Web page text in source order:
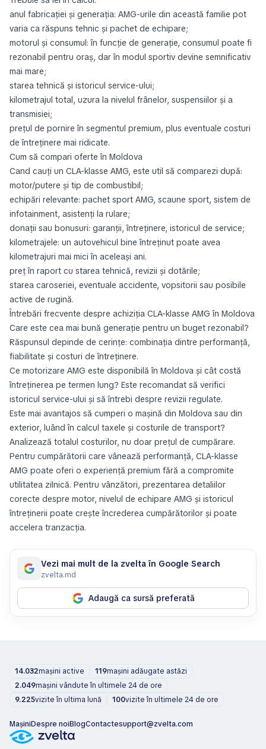
anul fabricației și generația: AMG-urile din această familie pot
varia ca răspuns tehnic și pachet de echipare;
motorul și consumul: în funcție de generație, consumul poate fi
rezonabil pentru oraș, dar în modul sportiv devine semnificativ
mai mare;
starea tehnică și istoricul service-ului;
kilometrajul total, uzura la nivelul frânelor, suspensiilor și a
transmisiei;
prețul de pornire în segmentul premium, plus eventuale costuri
de întreținere mai ridicate.
Cum să compari oferte în Moldova
Cand cauți un CLA-klasse AMG, este util să comparezi după:
motor/putere și tip de combustibil;
echipări relevante: pachet sport AMG, scaune sport, sistem de
infotainment, asistenți la rulare;
donații sau bonusuri: garanții, întreținere, istoricul de service;
kilometrajele: un autovehicul bine întreținut poate avea
kilometrajuri mai mici în aceleași ani.
preț în raport cu starea tehnică, revizii și dotările;
starea caroseriei, eventuale accidente, vopsitorii sau posibile
active de rugină.
Întrebări frecvente despre achiziția CLA-klasse AMG în Moldova
Care este cea mai bună generație pentru un buget rezonabil?
Răspunsul depinde de cerințe: combinația dintre performanță,
fiabilitate și costuri de întreținere.
Ce motorizare AMG este disponibilă în Moldova și cât costă
întreținerea pe termen lung? Este recomandat să verifici
istoricul service-ului și să întrebi despre revizii regulate.
Este mai avantajos să cumperi o mașină din Moldova sau din
exterior, luând în calcul taxele și costurile de transport?
Analizează totalul costurilor, nu doar prețul de cumpărare.
Pentru cumpărătorii care vânează performanță, CLA-klasse
AMG poate oferi o experiență premium fără a compromite
utilitatea zilnică. Pentru vânzători, prezentarea detaliilor
corecte despre motor, nivelul de echipare AMG și istoricul
întreținerii poate crește încrederea cumpărătorilor și poate
accelera tranzacția.
Vezi mai mult de la zvelta în Google Search
zvelta.md
Adaugă ca sursă preferată
14.032mașini active 119mașini adăugate astăzi
2.049mașini vândute în ultimele 24 de ore
9.225vizite în ultima lună 100vizite în ultimele 24 de ore
MașiniDespre noiBlogContactesupport@zvelta.com